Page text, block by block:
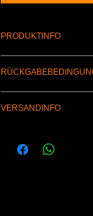
PRODUKTINFO
ausgeschlossen.
selbstverständlich
melden Sie sich
VERSANDINFO
Hermes